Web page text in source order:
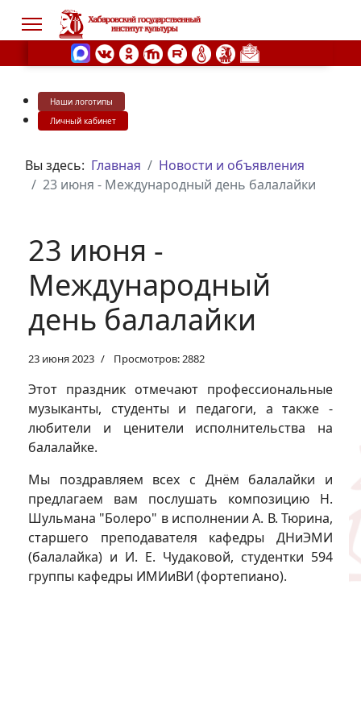
Наши логотипы
Личный кабинет
Вы здесь: Главная
Новости и объявления
23 июня - Международный день балалайки
23 июня -
Международный
день балалайки
23 июня 2023 Просмотров: 2882
Этот праздник отмечают профессиональные
музыканты, студенты и педагоги, а также -
любители и ценители исполнительства на
балалайке.
Мы поздравляем всех с Днём балалайки и
предлагаем вам послушать композицию Н.
Шульмана "Болеро" в исполнении А. В. Тюрина,
старшего преподавателя кафедры ДНиЭМИ
(балалайка) и И. Е. Чудаковой, студентки 594
группы кафедры ИМИиВИ (фортепиано).